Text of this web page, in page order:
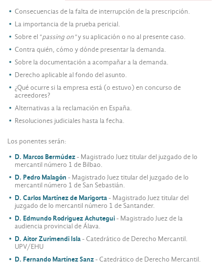
Consecuencias de la falta de interrupción de la prescripción.
La importancia de la prueba pericial.
Sobre el "passing on"y su aplicación o no al presente caso.
Contra quién, cómo y dónde presentar la demanda.
Sobre la documentación a acompañar a la demanda.
Derecho aplicable al fondo del asunto.
¿Qué ocurre si la empresa está (o estuvo) en concurso de
acreedores?
Alternativas a la reclamación en España.
Resoluciones judiciales hasta la fecha.
Los ponentes serán:
D. Marcos Bermúdez- Magistrado Juez titular del juzgado de lo
mercantil número 1 de Bilbao.
D. Pedro Malagón - Magistrado Juez titular del juzgado de lo
mercantil número 1 de San Sebastián.
D. Carlos Martínez de Marigorta- Magistrado Juez titular del
juzgado de lo mercantil número 1 de Santander.
D. Edmundo Rodriguez Achutegui- Magistrado Juez de la
audiencia provincial de Álava.
D. Aitor Zurimendi Isla- Catedrático de Derecho Mercantil.
UPV/EHU
D. Fernando Martínez Sanz- Catedrático de Derecho Mercantil.